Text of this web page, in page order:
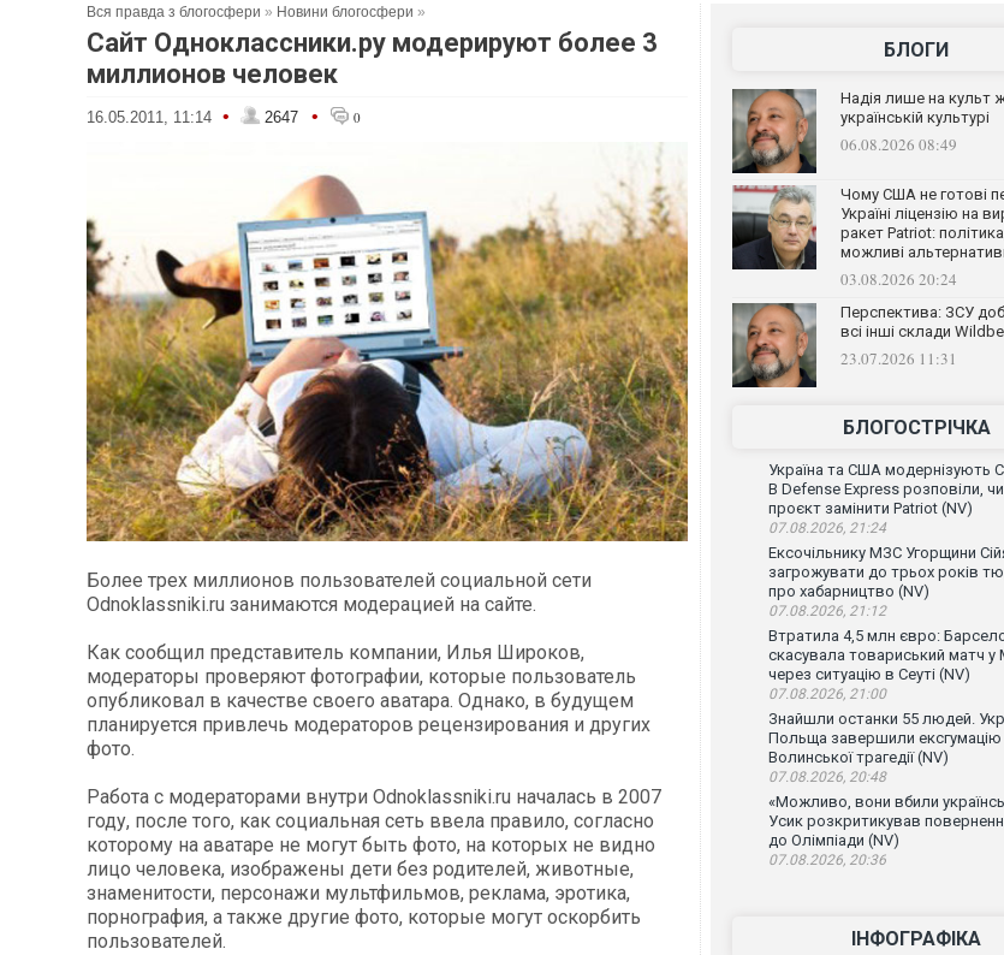
Вся правда з блогосфери » Новини блогосфери »
Сайт Одноклассники.ру модерируют более 3
миллионов человек
16.05.2011, 11:14 • 2647 • 0
Более трех миллионов пользователей социальной сети
Odnoklassniki.ru занимаются модерацией на сайте.
Как сообщил представитель компании, Илья Широков,
модераторы проверяют фотографии, которые пользователь
опубликовал в качестве своего аватара. Однако, в будущем
планируется привлечь модераторов рецензирования и других
фото.
Работа с модераторами внутри Odnoklassniki.ru началась в 2007
году, после того, как социальная сеть ввела правило, согласно
которому на аватаре не могут быть фото, на которых не видно
лицо человека, изображены дети без родителей, животные,
знаменитости, персонажи мультфильмов, реклама, эротика,
порнография, а также другие фото, которые могут оскорбить
пользователей.
БЛОГИ
Надія лише на культ
українській культурі
06.08.2026 08:49
Чому США не готові
Україні ліцензію на
ракет Patriot:
можливі
03.08.2026 20:24
Перспектива: ЗСУ
всі інші склади
23.07.2026 11:31
БЛОГОСТРІЧКА
Україна та США модернізують
В Defense Express розповіли,
проєкт замінити Patriot (NV)
07.08.2026, 21:24
Ексочільнику МЗС Угорщини
загрожувати до трьох років
про хабарництво (NV)
07.08.2026, 21:12
Втратила 4,5 млн євро:
скасувала товариський матч у
через ситуацію в Сеуті (NV)
07.08.2026, 21:00
Знайшли останки 55 людей.
Польща завершили
Волинської трагедії (NV)
07.08.2026, 20:48
«Можливо, вони вбили
Усик розкритикував
до Олімпіади (NV)
07.08.2026, 20:36
ІНФОГРАФІКА